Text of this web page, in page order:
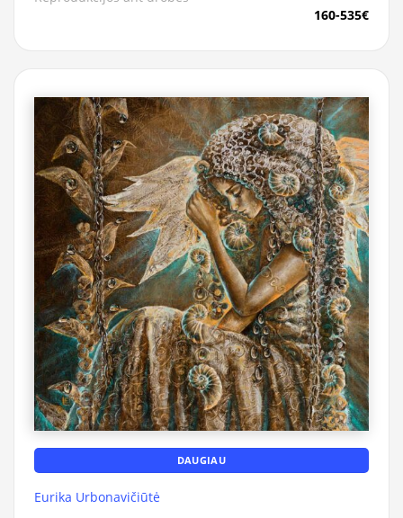
160-535€
DAUGIAU
Eurika Urbonavičiūtė